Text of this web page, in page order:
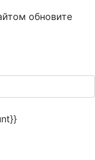
обновите